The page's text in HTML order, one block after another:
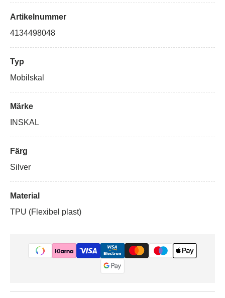
Artikelnummer
4134498048
Typ
Mobilskal
Märke
INSKAL
Färg
Silver
Material
TPU (Flexibel plast)